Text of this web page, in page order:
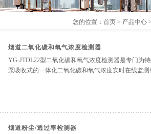
您的位置： 首页> 产品中心>
烟道二氧化碳和氧气浓度检测器
YG-JTDL22型二氧化碳和氧气浓度检测器是专门为
泵吸收式的一体化二氧化碳和氧气浓度实时在线监测
烟道粉尘/透过率检测器